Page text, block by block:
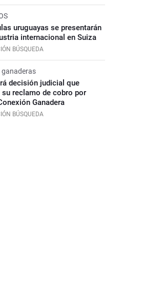
uruguayas se presentarán
internacional en Suiza
BÚSQUEDA
ganaderas
decisión judicial que
reclamo de cobro por
Ganadera
BÚSQUEDA